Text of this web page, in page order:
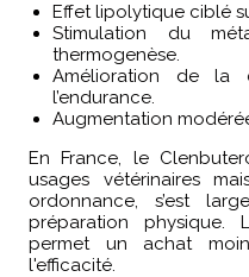
Effet lipolytique ciblé
Stimulation du
thermogenèse.
Amélioration de la
l’endurance.
Augmentation
En France, le
usages vétérinaires
ordonnance, s’est
préparation
permet un achat
l'efficacité.